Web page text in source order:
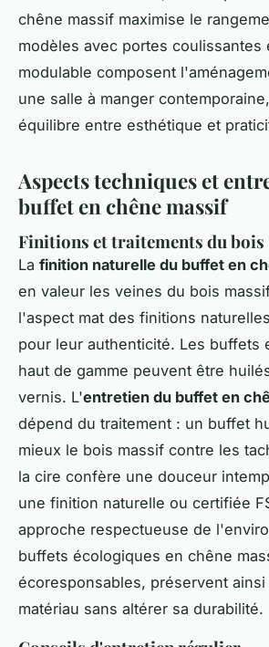
chêne massif maximise le
modèles avec portes coulissantes
modulable composent
une salle à manger
équilibre entre esthétique et
Aspects techniques et
buffet en chêne massif
Finitions et traitements du bois
La finition naturelle du buffet en
en valeur les veines du bois
l'aspect mat des finitions
pour leur authenticité. Les buffets
haut de gamme peuvent être
vernis. L'entretien du buffet en
dépend du traitement : un buffet
mieux le bois massif contre les
la cire confère une douceur
une finition naturelle ou certifiée
approche respectueuse de
buffets écologiques en chêne
écoresponsables, préservent ainsi
matériau sans altérer sa durabilité.